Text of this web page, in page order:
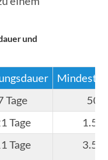
und
Tage
500
Tage
Tage